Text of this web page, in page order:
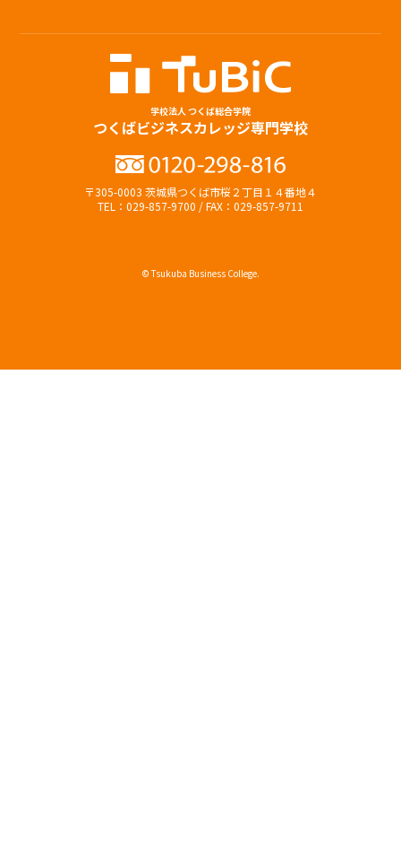
学校法人 つくば総合学院
つくばビジネスカレッジ専門学校
〒305-0003 茨城県つくば市桜２丁目１４番地４
TEL：029-857-9700 / FAX：029-857-9711
© Tsukuba Business College.